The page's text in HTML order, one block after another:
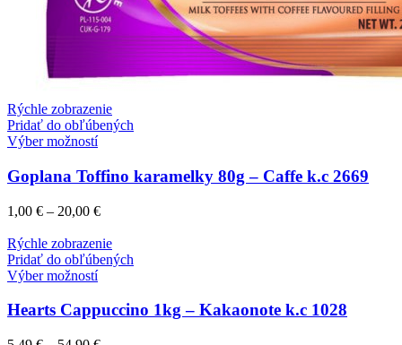
Rýchle zobrazenie
Pridať do obľúbených
Výber možností
Goplana Toffino karamelky 80g – Caffe k.c 2669
1,00 € – 20,00 €
Rýchle zobrazenie
Pridať do obľúbených
Výber možností
Hearts Cappuccino 1kg – Kakaonote k.c 1028